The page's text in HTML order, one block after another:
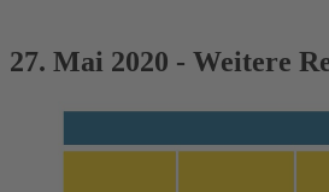
27. Mai 2020 - Weitere